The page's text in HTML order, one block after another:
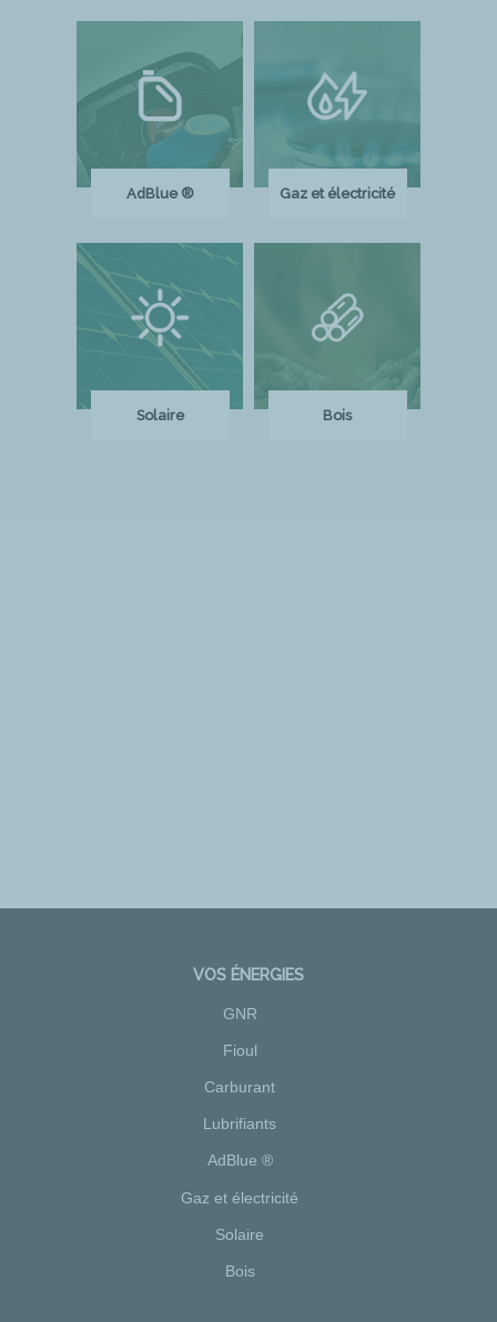
AdBlue ® Gaz et électricité
Solaire Bois
VOS ÉNERGIES
GNR
Fioul
Carburant
Lubrifiants
AdBlue ®
Gaz et électricité
Solaire
Bois